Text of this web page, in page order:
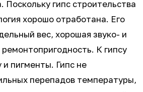
Поскольку гипс строительства
хорошо отработана. Его
вес, хорошая звуко- и
К гипсу
пигменты. Гипс не
перепадов температуры,